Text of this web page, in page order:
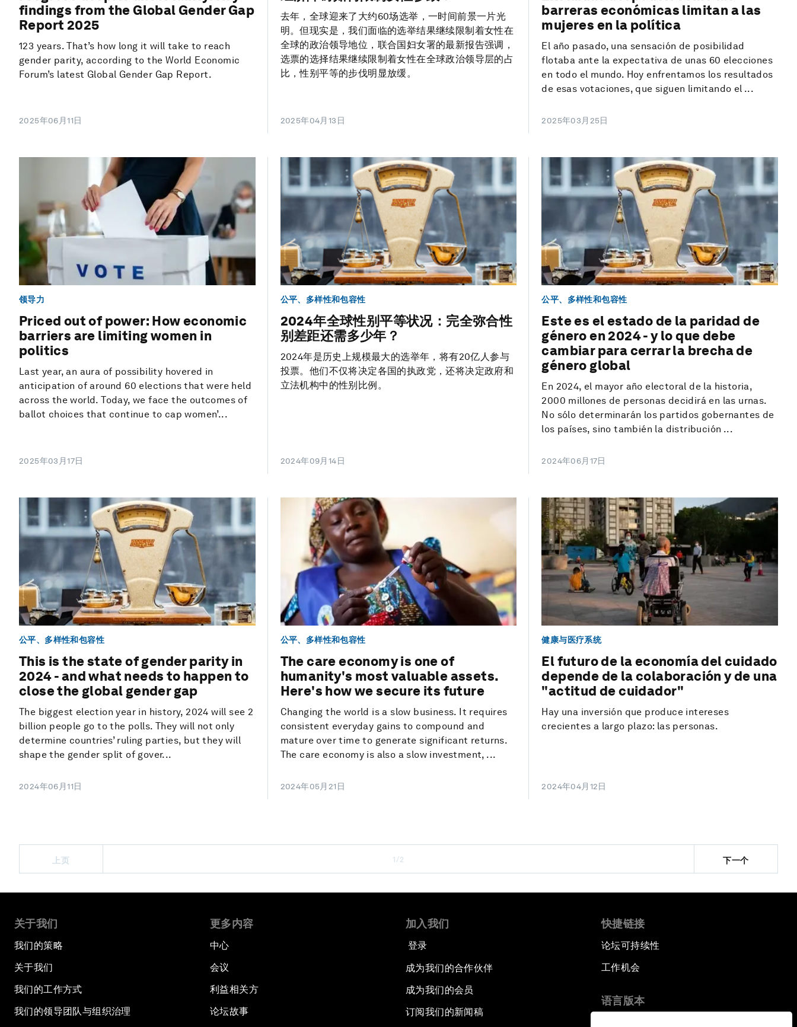
findings from the Global Gender Gap
Report 2025
123 years. That’s how long it will take to reach
gender parity, according to the World Economic
Forum’s latest Global Gender Gap Report.
2025年06月11日
去年，全球迎来了大约60场选举，一时间前景一片光
明。但现实是，我们面临的选举结果继续限制着女性在
全球的政治领导地位，联合国妇女署的最新报告强调，
选票的选择结果继续限制着女性在全球政治领导层的占
比，性别平等的步伐明显放缓。
2025年04月13日
barreras económicas limitan a las
mujeres en la política
El año pasado, una sensación de posibilidad
flotaba ante la expectativa de unas 60 elecciones
en todo el mundo. Hoy enfrentamos los resultados
de esas votaciones, que siguen limitando el ...
2025年03月25日
领导力
Priced out of power: How economic
barriers are limiting women in
politics
Last year, an aura of possibility hovered in
anticipation of around 60 elections that were held
across the world. Today, we face the outcomes of
ballot choices that continue to cap women’...
2025年03月17日
公平、多样性和包容性
2024年全球性别平等状况：完全弥合性
别差距还需多少年？
2024年是历史上规模最大的选举年，将有20亿人参与
投票。他们不仅将决定各国的执政党，还将决定政府和
立法机构中的性别比例。
2024年09月14日
公平、多样性和包容性
Este es el estado de la paridad de
género en 2024 - y lo que debe
cambiar para cerrar la brecha de
género global
En 2024, el mayor año electoral de la historia,
2000 millones de personas decidirá en las urnas.
No sólo determinarán los partidos gobernantes de
los países, sino también la distribución ...
2024年06月17日
公平、多样性和包容性
This is the state of gender parity in
2024 - and what needs to happen to
close the global gender gap
The biggest election year in history, 2024 will see 2
billion people go to the polls. They will not only
determine countries’ ruling parties, but they will
shape the gender split of gover...
2024年06月11日
公平、多样性和包容性
The care economy is one of
humanity's most valuable assets.
Here's how we secure its future
Changing the world is a slow business. It requires
consistent everyday gains to compound and
mature over time to generate significant returns.
The care economy is also a slow investment, ...
2024年05月21日
健康与医疗系统
El futuro de la economía del cuidado
depende de la colaboración y de una
"actitud de cuidador"
Hay una inversión que produce intereses
crecientes a largo plazo: las personas.
2024年04月12日
上页 1/2 下一个
关于我们
我们的策略
关于我们
我们的工作方式
我们的领导团队与组织治理
更多内容
中心
会议
利益相关方
论坛故事
加入我们
登录
成为我们的合作伙伴
成为我们的会员
订阅我们的新闻稿
快捷链接
论坛可持续性
工作机会
语言版本